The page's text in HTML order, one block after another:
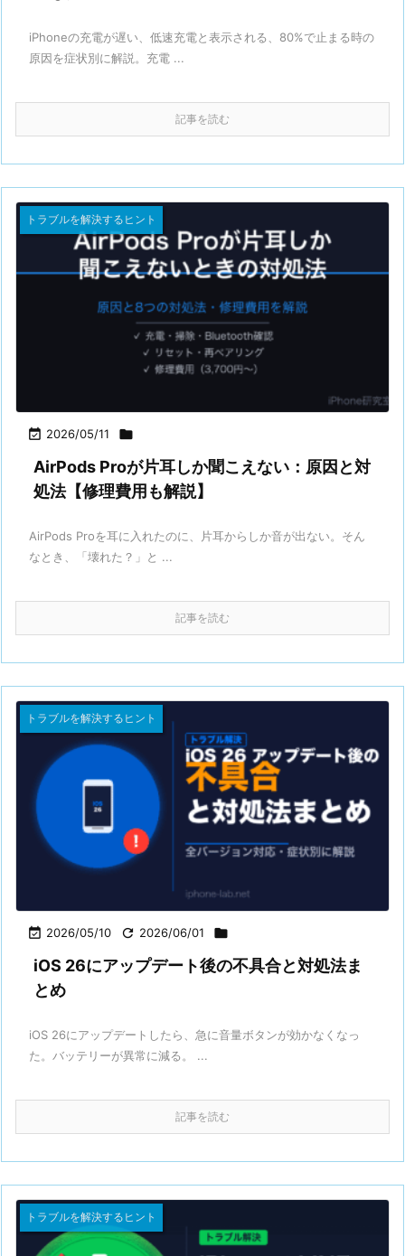
iPhoneの充電が遅い、低速充電と表示される、80%で止まる時の
原因を症状別に解説。充電 ...
記事を読む
 2026/05/11 
トラブルを解決するヒント
AirPods Proが片耳しか聞こえない：原因と対
処法【修理費用も解説】
AirPods Proを耳に入れたのに、片耳からしか音が出ない。そん
なとき、「壊れた？」と ...
記事を読む
 2026/05/10  2026/06/01 
トラブルを解決するヒント
iOS 26にアップデート後の不具合と対処法ま
とめ
iOS 26にアップデートしたら、急に音量ボタンが効かなくなっ
た。バッテリーが異常に減る。 ...
記事を読む
トラブルを解決するヒント